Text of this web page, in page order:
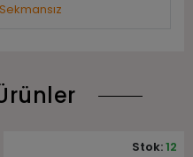
Sekmansız
Stok:12